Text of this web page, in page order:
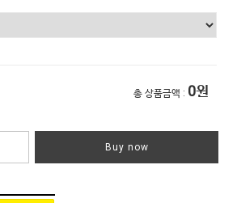
총 상품금액 : 0원
Buy now